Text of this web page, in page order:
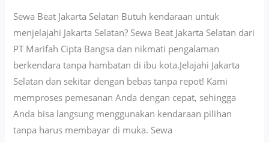
Units!
Sewa Beat Jakarta Selatan Butuh kendaraan untuk
menjelajahi Jakarta Selatan? Sewa Beat Jakarta Selatan dari
PT Marifah Cipta Bangsa dan nikmati pengalaman
berkendara tanpa hambatan di ibu kota.Jelajahi Jakarta
Selatan dan sekitar dengan bebas tanpa repot! Kami
memproses pemesanan Anda dengan cepat, sehingga
Anda bisa langsung menggunakan kendaraan pilihan
tanpa harus membayar di muka. Sewa